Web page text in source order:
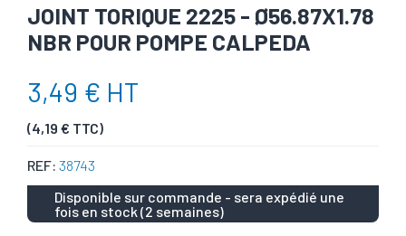
JOINT TORIQUE 2225 - Ø56.87X1.78
NBR POUR POMPE CALPEDA
3,49 € HT
(4,19 € TTC)
REF: 38743
Disponible sur commande - sera expédié une
fois en stock (2 semaines)